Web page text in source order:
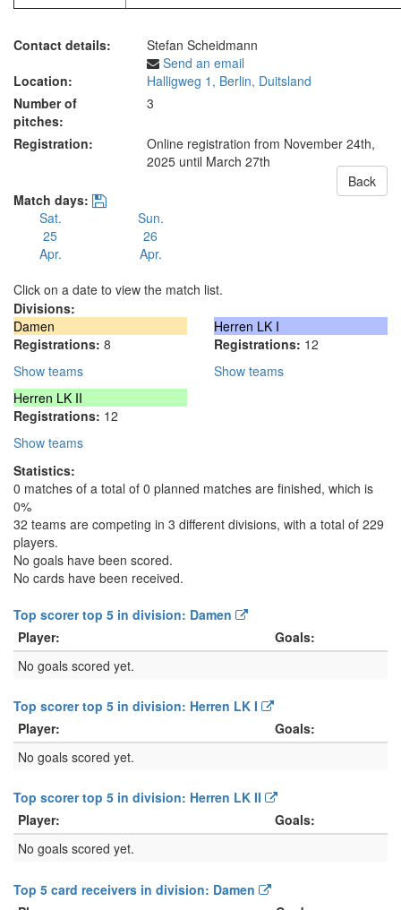
Contact details:
Stefan Scheidmann
Send an email
Location:
Halligweg 1, Berlin, Duitsland
Number of
pitches:
3
Registration:
Online registration from November 24th,
2025 until March 27th
Back
Match days:
Sat.
25
Apr.
Sun.
26
Apr.
Click on a date to view the match list.
Divisions:
Damen
Registrations: 8
Show teams
Herren LK I
Registrations: 12
Show teams
Herren LK II
Registrations: 12
Show teams
Statistics:
0 matches of a total of 0 planned matches are finished, which is
0%
32 teams are competing in 3 different divisions, with a total of 229
players.
No goals have been scored.
No cards have been received.
Top scorer top 5 in division: Damen
Player:
Goals:
No goals scored yet.
Top scorer top 5 in division: Herren LK I
Player:
Goals:
No goals scored yet.
Top scorer top 5 in division: Herren LK II
Player:
Goals:
No goals scored yet.
Top 5 card receivers in division: Damen